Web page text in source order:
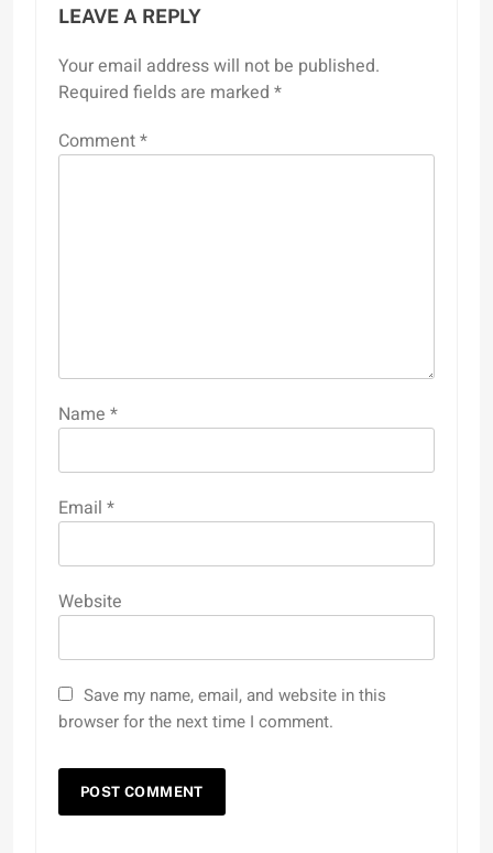
LEAVE A REPLY
Your email address will not be published.
Required fields are marked *
Comment*
Name *
Email *
Website
Save my name, email, and website in this
browser for the next time I comment.